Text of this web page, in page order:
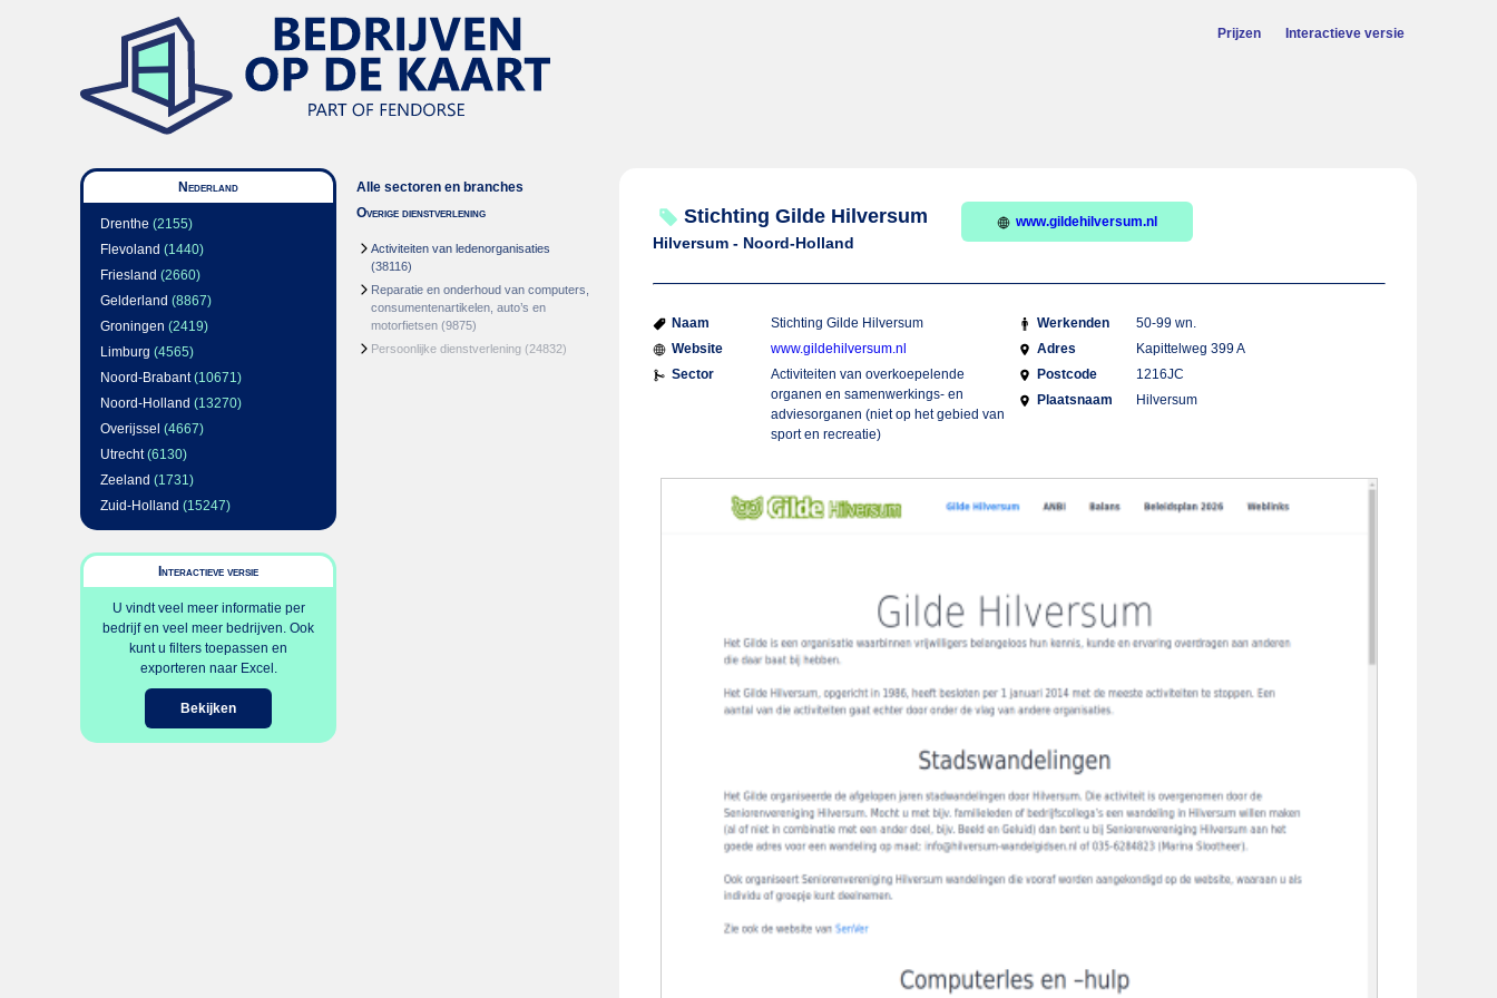
Prijzen Interactieve versie
Nederland
Drenthe (2155)
Flevoland (1440)
Friesland (2660)
Gelderland (8867)
Groningen (2419)
Limburg (4565)
Noord-Brabant(10671)
Noord-Holland (13270)
Overijssel (4667)
Utrecht(6130)
Zeeland (1731)
Zuid-Holland (15247)
Interactieve versie
U vindt veel meer informatie per
bedrijf en veel meer bedrijven. Ook
kunt u filters toepassen en
exporteren naar Excel.
Bekijken
Alle sectoren en branches
Overige dienstverlening
Activiteiten van ledenorganisaties
(38116)
Reparatie en onderhoud van computers,
consumentenartikelen, auto’s en
motorfietsen (9875)
Persoonlijke dienstverlening (24832)
Stichting Gilde Hilversum
Hilversum - Noord-Holland
www.gildehilversum.nl
Naam
Stichting Gilde Hilversum
Website
www.gildehilversum.nl
Sector
Activiteiten van overkoepelende
organen en samenwerkings- en
adviesorganen (niet op het gebied van
sport en recreatie)
Werkenden
50-99 wn.
Adres
Kapittelweg 399 A
Postcode
1216JC
Plaatsnaam
Hilversum